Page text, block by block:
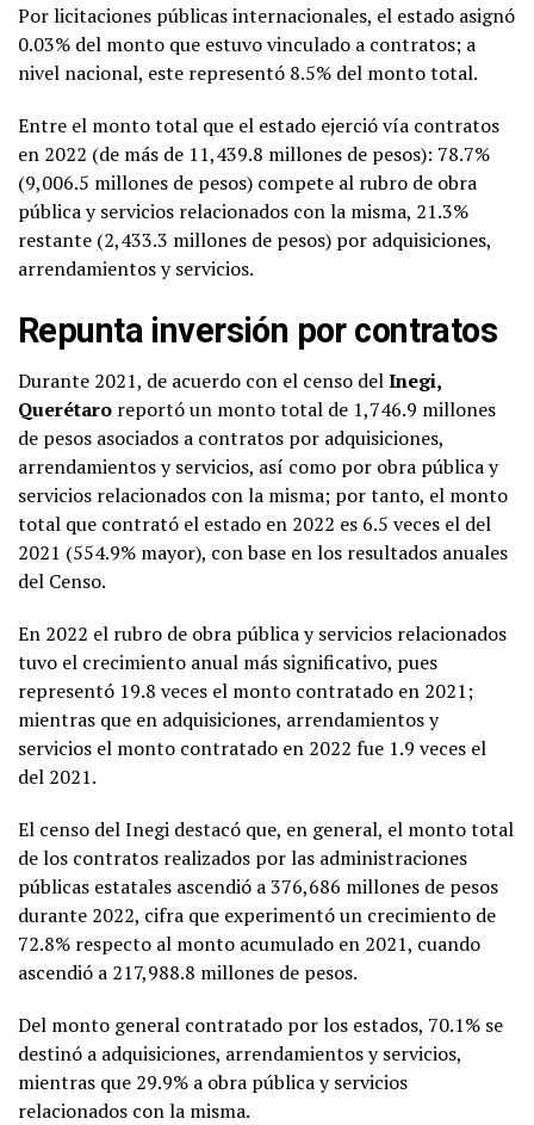
Por licitaciones públicas internacionales, el estado asignó
0.03% del monto que estuvo vinculado a contratos; a
nivel nacional, este representó 8.5% del monto total.
Entre el monto total que el estado ejerció vía contratos
en 2022 (de más de 11,439.8 millones de pesos): 78.7%
(9,006.5 millones de pesos) compete al rubro de obra
pública y servicios relacionados con la misma, 21.3%
restante (2,433.3 millones de pesos) por adquisiciones,
arrendamientos y servicios.
Repunta inversión por contratos
Durante 2021, de acuerdo con el censo delInegi,
Querétaro reportó un monto total de 1,746.9 millones
de pesos asociados a contratos por adquisiciones,
arrendamientos y servicios, así como por obra pública y
servicios relacionados con la misma; por tanto, el monto
total que contrató el estado en 2022 es 6.5 veces el del
2021 (554.9% mayor), con base en los resultados anuales
del Censo.
En 2022 el rubro de obra pública y servicios relacionados
tuvo el crecimiento anual más significativo, pues
representó 19.8 veces el monto contratado en 2021;
mientras que en adquisiciones, arrendamientos y
servicios el monto contratado en 2022 fue 1.9 veces el
del 2021.
El censo del Inegi destacó que, en general, el monto total
de los contratos realizados por las administraciones
públicas estatales ascendió a 376,686 millones de pesos
durante 2022, cifra que experimentó un crecimiento de
72.8% respecto al monto acumulado en 2021, cuando
ascendió a 217,988.8 millones de pesos.
Del monto general contratado por los estados, 70.1% se
destinó a adquisiciones, arrendamientos y servicios,
mientras que 29.9% a obra pública y servicios
relacionados con la misma.